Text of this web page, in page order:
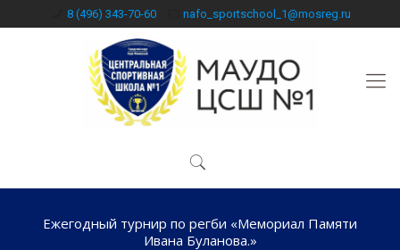
8 (496) 343-70-60 nafo_sportschool_1@mosreg.ru
Ежегодный турнир по регби «Мемориал Памяти
Ивана Буланова.»